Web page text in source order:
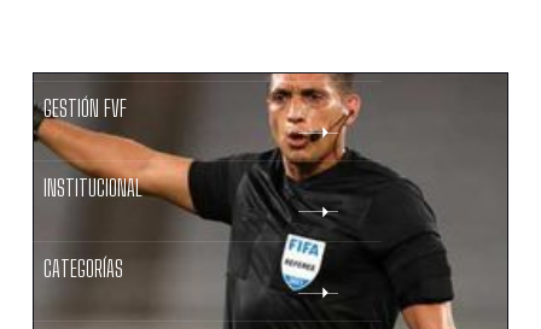
GESTIÓN FVF
INSTITUCIONAL
CATEGORÍAS